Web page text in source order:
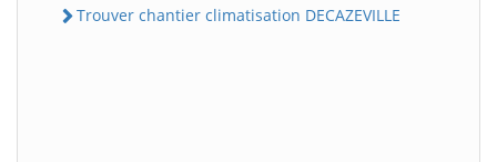
Trouver chantier climatisation DECAZEVILLE